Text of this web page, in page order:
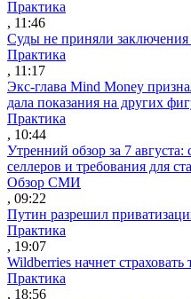
Практика
, 11:46
Суды не приняли
Практика
, 11:17
Экс-глава Mind Money
дала показания на других
Практика
, 10:44
Утренний обзор за 7 августа:
селлеров и требования для
Обзор СМИ
, 09:22
Путин разрешил
Практика
, 19:07
Wildberries начнет
Практика
, 18:56